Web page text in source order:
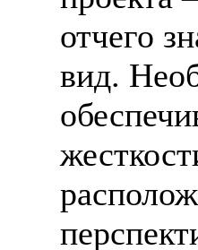
отчего
вид.